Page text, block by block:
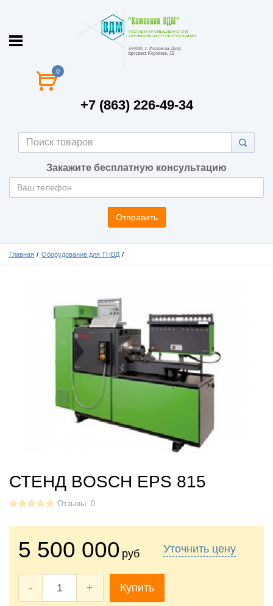
0
+7 (863) 226-49-34
Закажите бесплатную консультацию
Отправить
Главная Оборудование для ТНВД
СТЕНД BOSCH EPS 815
Отзывы: 0
5 500 000 руб
- + Купить
Уточнить цену